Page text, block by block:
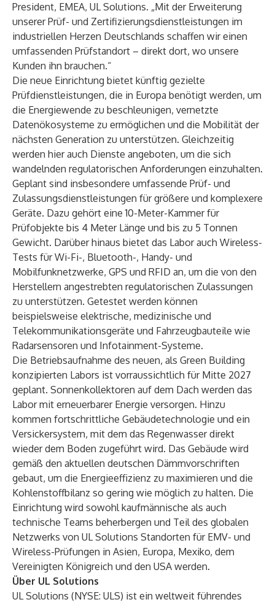
President, EMEA, UL Solutions. „Mit der Erweiterung
unserer Prüf- und Zertifizierungsdienstleistungen im
industriellen Herzen Deutschlands schaffen wir einen
umfassenden Prüfstandort – direkt dort, wo unsere
Kunden ihn brauchen.“
Die neue Einrichtung bietet künftig gezielte
Prüfdienstleistungen, die in Europa benötigt werden, um
die Energiewende zu beschleunigen, vernetzte
Datenökosysteme zu ermöglichen und die Mobilität der
nächsten Generation zu unterstützen. Gleichzeitig
werden hier auch Dienste angeboten, um die sich
wandelnden regulatorischen Anforderungen einzuhalten.
Geplant sind insbesondere umfassende Prüf- und
Zulassungsdienstleistungen für größere und komplexere
Geräte. Dazu gehört eine 10-Meter-Kammer für
Prüfobjekte bis 4 Meter Länge und bis zu 5 Tonnen
Gewicht. Darüber hinaus bietet das Labor auch Wireless-
Tests für Wi-Fi-, Bluetooth-, Handy- und
Mobilfunknetzwerke, GPS und RFID an, um die von den
Herstellern angestrebten regulatorischen Zulassungen
zu unterstützen. Getestet werden können
beispielsweise elektrische, medizinische und
Telekommunikationsgeräte und Fahrzeugbauteile wie
Radarsensoren und Infotainment-Systeme.
Die Betriebsaufnahme des neuen, als Green Building
konzipierten Labors ist vorraussichtlich für Mitte 2027
geplant. Sonnenkollektoren auf dem Dach werden das
Labor mit erneuerbarer Energie versorgen. Hinzu
kommen fortschrittliche Gebäudetechnologie und ein
Versickersystem, mit dem das Regenwasser direkt
wieder dem Boden zugeführt wird. Das Gebäude wird
gemäß den aktuellen deutschen Dämmvorschriften
gebaut, um die Energieeffizienz zu maximieren und die
Kohlenstoffbilanz so gering wie möglich zu halten. Die
Einrichtung wird sowohl kaufmännische als auch
technische Teams beherbergen und Teil des globalen
Netzwerks von UL Solutions Standorten für EMV- und
Wireless-Prüfungen in Asien, Europa, Mexiko, dem
Vereinigten Königreich und den USA werden.
Über UL Solutions
UL Solutions (NYSE: ULS) ist ein weltweit führendes